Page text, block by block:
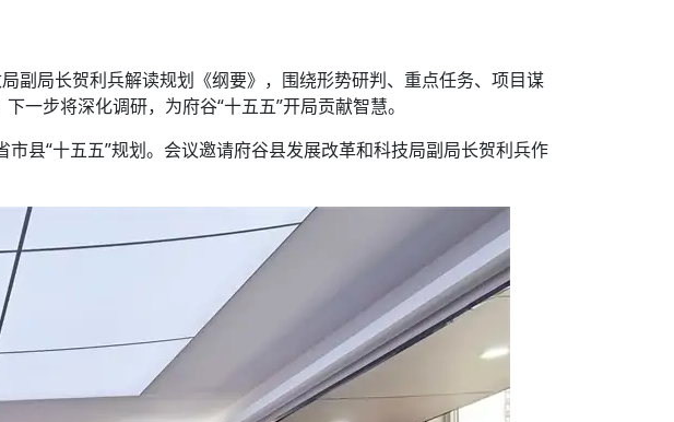
副局长贺利兵解读规划《纲要》，围绕形势研判、重点任务、项目谋
一步将深化调研，为府谷“十五五”开局贡献智慧。
县“十五五”规划。会议邀请府谷县发展改革和科技局副局长贺利兵作